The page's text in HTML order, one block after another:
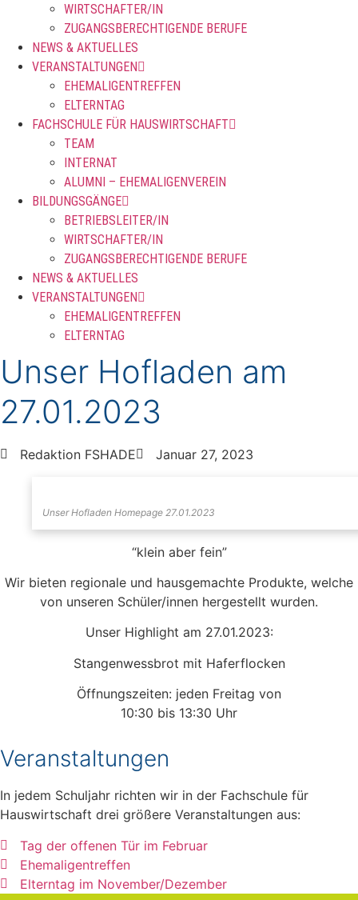
WIRTSCHAFTER/IN
ZUGANGSBERECHTIGENDE BERUFE
NEWS & AKTUELLES
VERANSTALTUNGEN
EHEMALIGENTREFFEN
ELTERNTAG
FACHSCHULE FÜR HAUSWIRTSCHAFT
TEAM
INTERNAT
ALUMNI – EHEMALIGENVEREIN
BILDUNGSGÄNGE
BETRIEBSLEITER/IN
WIRTSCHAFTER/IN
ZUGANGSBERECHTIGENDE BERUFE
NEWS & AKTUELLES
VERANSTALTUNGEN
EHEMALIGENTREFFEN
ELTERNTAG
Unser Hofladen am
27.01.2023
Redaktion FSHADE Januar 27, 2023
Unser Hofladen Homepage 27.01.2023
“klein aber fein”
Wir bieten regionale und hausgemachte Produkte, welche
von unseren Schüler/innen hergestellt wurden.
Unser Highlight am 27.01.2023:
Stangenwessbrot mit Haferflocken
Öffnungszeiten: jeden Freitag von
10:30 bis 13:30 Uhr
Veranstaltungen
In jedem Schuljahr richten wir in der Fachschule für
Hauswirtschaft​ drei größere Veranstaltungen aus:
Tag der offenen Tür im Februar
Ehemaligentreffen
Elterntag im November/Dezember